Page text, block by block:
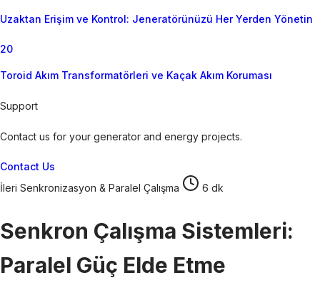
Uzaktan Erişim ve Kontrol: Jeneratörünüzü Her Yerden Yönetin
20
Toroid Akım Transformatörleri ve Kaçak Akım Koruması
Support
Contact us for your generator and energy projects.
Contact Us
İleri Senkronizasyon & Paralel Çalışma 6 dk
Senkron Çalışma Sistemleri:
Paralel Güç Elde Etme